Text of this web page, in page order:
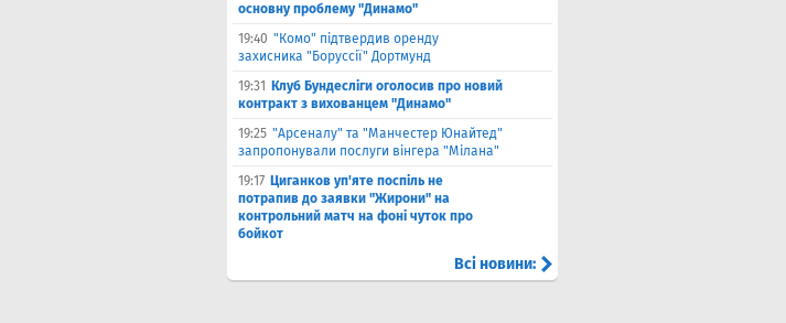
основну проблему "Динамо"
19:40 "Комо" підтвердив оренду
захисника "Боруссії" Дортмунд
19:31
Клуб Бундесліги оголосив про новий
контракт з вихованцем "Динамо"
19:25 "Арсеналу" та "Манчестер Юнайтед"
запропонували послуги вінгера "Мілана"
19:17 Циганков уп'яте поспіль не
потрапив до заявки "Жирони" на
контрольний матч на фоні чуток про
бойкот
Всі новини: